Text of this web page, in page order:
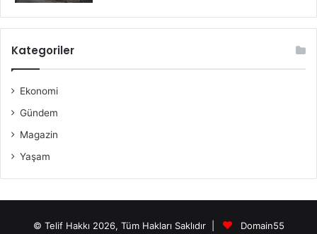
Kategoriler
Ekonomi
Gündem
Magazin
Yaşam
© Telif Hakkı 2026, Tüm Hakları Saklıdır | Domain55